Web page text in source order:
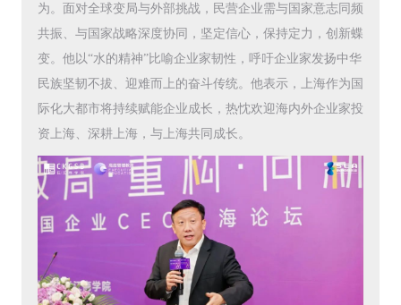
为。面对全球变局与外部挑战，民营企业需与国家意志同频
共振、与国家战略深度协同，坚定信心，保持定力，创新蝶
变。他以“水的精神”比喻企业家韧性，呼吁企业家发扬中华
民族坚韧不拔、迎难而上的奋斗传统。他表示，上海作为国
际化大都市将持续赋能企业成长，热忱欢迎海内外企业家投
资上海、深耕上海，与上海共同成长。